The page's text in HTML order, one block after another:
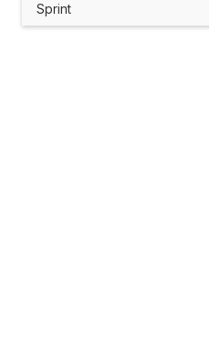
Sprint